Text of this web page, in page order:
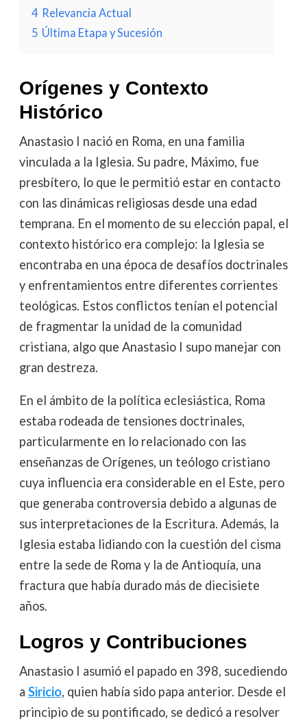
4 Relevancia Actual
5 Última Etapa y Sucesión
Orígenes y Contexto
Histórico
Anastasio I nació en Roma, en una familia
vinculada a la Iglesia. Su padre, Máximo, fue
presbítero, lo que le permitió estar en contacto
con las dinámicas religiosas desde una edad
temprana. En el momento de su elección papal, el
contexto histórico era complejo: la Iglesia se
encontraba en una época de desafíos doctrinales
y enfrentamientos entre diferentes corrientes
teológicas. Estos conflictos tenían el potencial
de fragmentar la unidad de la comunidad
cristiana, algo que Anastasio I supo manejar con
gran destreza.
En el ámbito de la política eclesiástica, Roma
estaba rodeada de tensiones doctrinales,
particularmente en lo relacionado con las
enseñanzas de Orígenes, un teólogo cristiano
cuya influencia era considerable en el Este, pero
que generaba controversia debido a algunas de
sus interpretaciones de la Escritura. Además, la
Iglesia estaba lidiando con la cuestión del cisma
entre la sede de Roma y la de Antioquía, una
fractura que había durado más de diecisiete
años.
Logros y Contribuciones
Anastasio I asumió el papado en 398, sucediendo
a Siricio, quien había sido papa anterior. Desde el
principio de su pontificado, se dedicó a resolver